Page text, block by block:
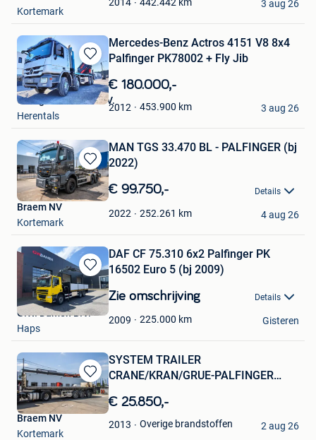
2014
Kortemark
3 aug 26
Bewaren
in
Mijn
Favorieten
Mercedes-Benz Actros 4151 V8 8x4
Palfinger PK78002 + Fly Jib
€ 180.000,-
2012 453.900 km
Garage Cevoman N.V.
Herentals
3 aug 26
Bewaren
in
Mijn
Favorieten
MAN TGS 33.470 BL - PALFINGER (bj
2022)
€ 99.750,- Details
2022 252.261 km
Braem NV
Kortemark
4 aug 26
Bewaren
in
Mijn
Favorieten
DAF CF 75.310 6x2 Palfinger PK
16502 Euro 5 (bj 2009)
Zie omschrijving Details
2009 225.000 km
G.W. Damen B.V.
Haps
Gisteren
Bewaren
in
Mijn
Favorieten
SYSTEM TRAILER
CRANE/KRAN/GRUE-PALFINGER
€ 25.850,-
2013 Overige brandstoffen
Braem NV
Kortemark
2 aug 26